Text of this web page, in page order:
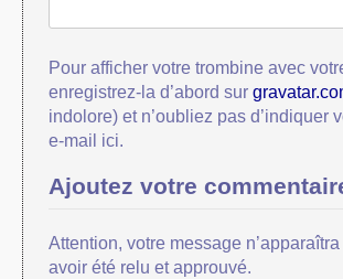
Pour afficher votre trombine avec
enregistrez-la d’abord sur
indolore) et n’oubliez pas d’indiquer
e-mail ici.
Ajoutez votre
Attention, votre message n’apparaîtra
avoir été relu et approuvé.